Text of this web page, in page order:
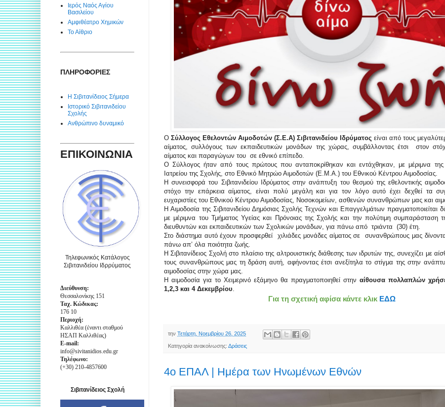
Ο Σύλλογος Εθελοντών Αιμοδοτών (Σ.Ε.Α) Σιβιτανιδείου Ιδρύματος είναι από τους
αίματος, συλλόγους των εκπαιδευτικών μονάδων της χώρας, συμβάλλοντας έτσι στον
αίματος και παραγώγων του σε εθνικό επίπεδο.
Ο Σύλλογος ήταν από τους πρώτους που ανταποκρίθηκαν και εντάχθηκαν, με μέριμνα της
Ιατρείου της Σχολής, στο Εθνικό Μητρώο Αιμοδοτών (Ε.Μ.Α.) του Εθνικού Κέντρου Αιμοδοσίας.
Η συνεισφορά του Σιβιτανιδείου Ιδρύματος στην ανάπτυξη του θεσμού της εθελοντικής
στόχο την επάρκεια αίματος, είναι πολύ μεγάλη και για τον λόγο αυτό έχει δεχθεί τα
ευχαριστίες του Εθνικού Κέντρου Αιμοδοσίας, Νοσοκομείων, ασθενών συνανθρώπων μας και
Η Αιμοδοσία της Σιβιτανιδείου Δημόσιας Σχολής Τεχνών και Επαγγελμάτων πραγματοποιείται
με μέριμνα του Τμήματος Υγείας και Πρόνοιας της Σχολής και την πολύτιμη συμπαράσταση
διευθυντών και εκπαιδευτικών των Σχολικών μονάδων, για πάνω από τριάντα (30) έτη.
Στο διάστημα αυτό έχουν προσφερθεί χιλιάδες μονάδες αίματος σε συνανθρώπους μας
πάνω απ’ όλα ποιότητα ζωής.
Η Σιβιτανίδειος Σχολή στο πλαίσιο της αλτρουιστικής διάθεσης των ιδρυτών της, συνεχίζει με
τους συνανθρώπους μας τη δράση αυτή, αφήνοντας έτσι ανεξίτηλα το στίγμα της στην
αιμοδοσίας στην χώρα μας.
Η αιμοδοσία για το Χειμερινό εξάμηνο θα πραγματοποιηθεί στην αίθουσα πολλαπλών
1,2,3 και 4 Δεκεμβρίου.
Για τη σχετική αφίσα κάντε κλικ ΕΔΩ
την Τετάρτη, Νοεμβρίου 26, 2025
Κατηγορία ανακοίνωσης: Δράσεις
4ο ΕΠΑΛ | Ημέρα των Ηνωμένων Εθνών
Ιερός Ναός Αγίου
Βασιλείου
Αμφιθέατρο Χημικών
Το Αίθριο
ΠΛΗΡΟΦΟΡΙΕΣ
Η Σιβιτανίδειος Σήμερα
Ιστορικό Σιβιτανιδείου
Σχολής
Ανθρώπινο δυναμικό
ΕΠΙΚΟΙΝΩΝΙΑ
Τηλεφωνικός Κατάλογος
Σιβιτανιδείου Ιδρρύματος
Διεύθυνση:
Θεσσαλονίκης 151
Ταχ. Κώδικας:
176 10
Περιοχή:
Καλλιθέα (έναντι σταθμού
ΗΣΑΠ Καλλιθέας)
E-mail:
info@sivitanidios.edu.gr
Τηλέφωνο:
(+30) 210-4857600
Σιβιτανίδειος Σχολή